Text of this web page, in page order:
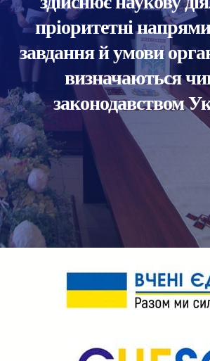
пріоритетні
завдання й умови
визначаються
законодавством